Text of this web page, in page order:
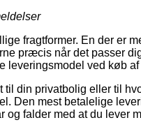
fragtformer. En der er
præcis når det passer
leveringsmodel ved køb
din privatbolig eller til
Den mest betalelige
falder med at du lever